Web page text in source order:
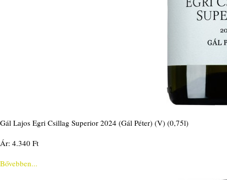
Gál Lajos Egri Csillag Superior 2024 (Gál Péter) (V) (0,75l)
Ár: 4.340 Ft
Bővebben...